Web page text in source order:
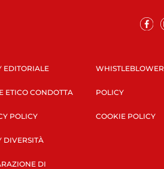
EDITORIALE
ETICO CONDOTTA
POLICY
DIVERSITÀ
DI
WHISTLEBLOWER
POLICY
COOKIE POLICY